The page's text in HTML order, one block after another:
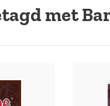
met